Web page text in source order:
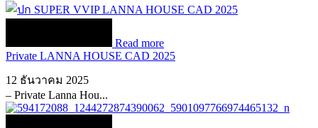
Read more
Private LANNA HOUSE CAD 2025
12 ธันวาคม 2025
– Private Lanna Hou...